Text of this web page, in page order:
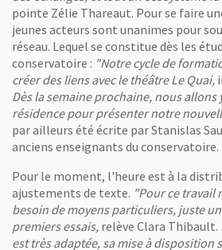
pointe Zélie Thareaut. Pour se faire
jeunes acteurs sont unanimes pour
réseau. Lequel se constitue dès les
conservatoire : "Notre cycle de
créer des liens avec le théâtre Le Quai,
Dès la semaine prochaine, nous allons
résidence pour présenter notre
par ailleurs été écrite par Stanislas
anciens enseignants du conservatoire.
Pour le moment, l'heure est à la
ajustements de texte. "Pour ce travail
besoin de moyens particuliers, juste
premiers essais, relève Clara Thibault.
est très adaptée, sa mise à disposition